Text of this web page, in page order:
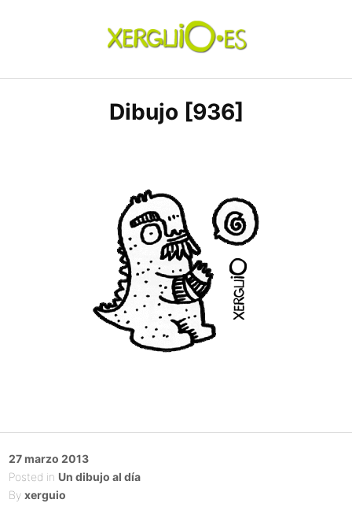
xerguio.ES | ilustración
Dibujo [936]
Posted
on
27 marzo 2013
Posted in Un dibujo al día
By xerguio